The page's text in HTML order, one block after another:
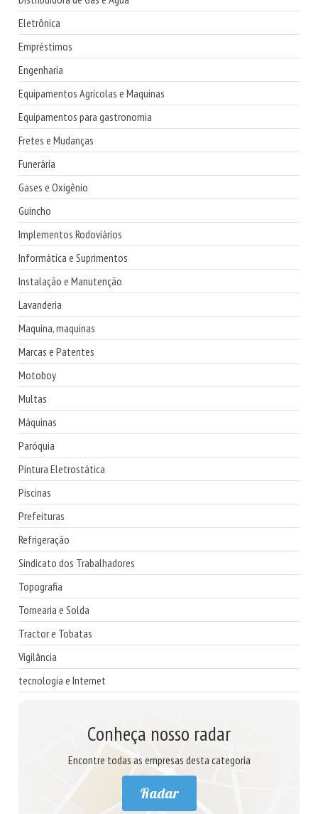
Eletrônica
Empréstimos
Engenharia
Equipamentos Agrícolas e Maquinas
Equipamentos para gastronomia
Fretes e Mudanças
Funerária
Gases e Oxigênio
Guincho
Implementos Rodoviários
Informática e Suprimentos
Instalação e Manutenção
Lavanderia
Maquina, maquinas
Marcas e Patentes
Motoboy
Multas
Máquinas
Paróquia
Pintura Eletrostática
Piscinas
Prefeituras
Refrigeração
Sindicato dos Trabalhadores
Topografia
Tornearia e Solda
Tractor e Tobatas
Vigilância
tecnologia e Internet
Conheça nosso radar
Encontre todas as empresas desta categoria
Radar